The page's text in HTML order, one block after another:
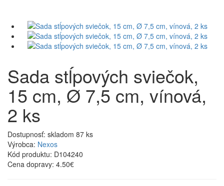
Sada stĺpových sviečok,
15 cm, Ø 7,5 cm, vínová,
2 ks
Dostupnosť: skladom 87 ks
Výrobca: Nexos
Kód produktu: D104240
Cena dopravy: 4.50€